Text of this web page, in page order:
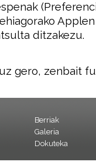
ditzakezu.
gero, zenbait
Berriak
Galeria
Dokuteka